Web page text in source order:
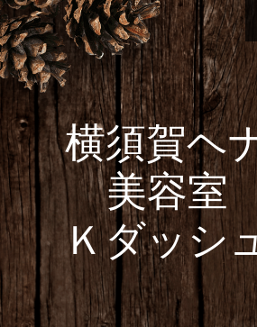
横須賀ヘ
美容室
Ｋダッシ